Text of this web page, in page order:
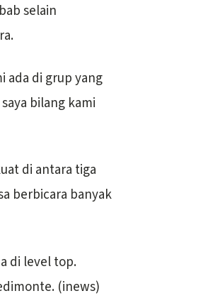
selain
ada di grup yang
bilang kami
di antara tiga
berbicara banyak
di level top.
(inews)